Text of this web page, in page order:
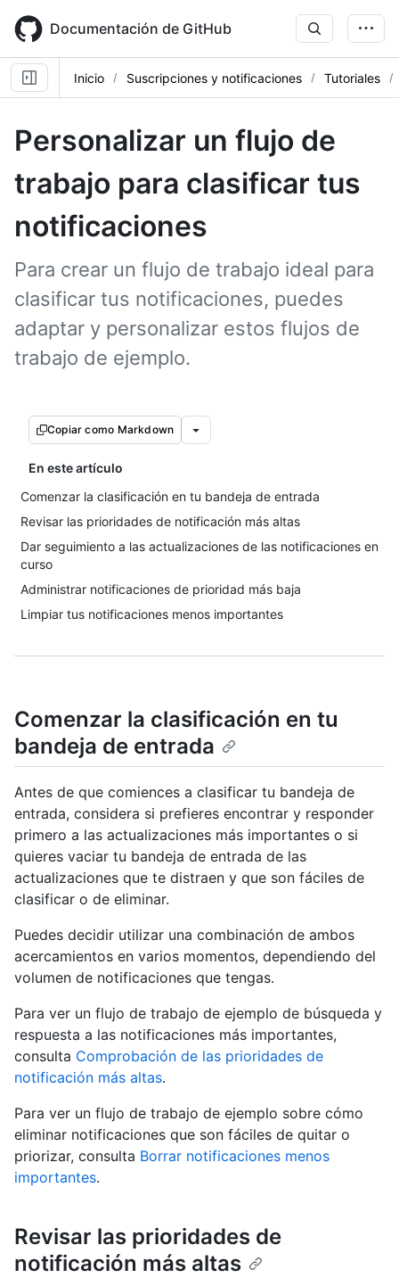
main
content
Documentación de GitHub
Inicio Suscripciones y notificaciones Tutoriales
Personalizar un flujo de
trabajo para clasificar tus
notificaciones
Para crear un flujo de trabajo ideal para
clasificar tus notificaciones, puedes
adaptar y personalizar estos flujos de
trabajo de ejemplo.
Copiar como Markdown
En este artículo
Comenzar la clasificación en tu bandeja de entrada
Revisar las prioridades de notificación más altas
Dar seguimiento a las actualizaciones de las notificaciones en
curso
Administrar notificaciones de prioridad más baja
Limpiar tus notificaciones menos importantes
Comenzar la clasificación en tu
bandeja de entrada
Antes de que comiences a clasificar tu bandeja de
entrada, considera si prefieres encontrar y responder
primero a las actualizaciones más importantes o si
quieres vaciar tu bandeja de entrada de las
actualizaciones que te distraen y que son fáciles de
clasificar o de eliminar.
Puedes decidir utilizar una combinación de ambos
acercamientos en varios momentos, dependiendo del
volumen de notificaciones que tengas.
Para ver un flujo de trabajo de ejemplo de búsqueda y
respuesta a las notificaciones más importantes,
consulta Comprobación de las prioridades de
notificación más altas.
Para ver un flujo de trabajo de ejemplo sobre cómo
eliminar notificaciones que son fáciles de quitar o
priorizar, consulta Borrar notificaciones menos
importantes.
Revisar las prioridades de
notificación más altas